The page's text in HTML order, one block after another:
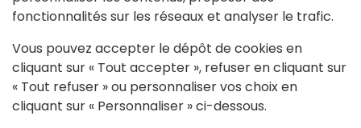
fonctionnalités sur les réseaux et analyser le trafic.
Vous pouvez accepter le dépôt de cookies en
cliquant sur « Tout accepter », refuser en cliquant sur
« Tout refuser » ou personnaliser vos choix en
cliquant sur « Personnaliser » ci-dessous.
23 rue de la Ribaudière44440
Joué-sur-Erdre
02.28.24.58.58